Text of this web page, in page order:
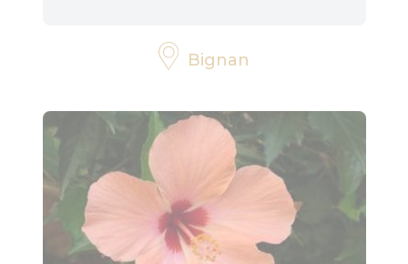
Pratique Agenda
Bignan